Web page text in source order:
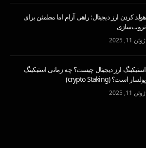
هولد کردن ارز دیجیتال: راهی آرام اما مطمئن برای
ثروت‌سازی
ژوئن 11, 2025
استیکینگ ارز دیجیتال چیست؟ چه زمانی استیکینگ
پولساز است؟ (crypto Staking)
ژوئن 11, 2025